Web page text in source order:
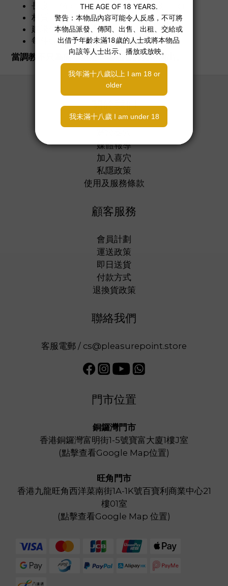
長度：34 cm / 寬度：6 cm / 厚度：1 cm
材質：彩色實木
建議使用部位：臀部，避免打臉
每件紋理與顏色皆獨一無二
當調教不只為痛，更是一場感官的藝術演出。
關於我們
媒體報導
加入喜穴
私隱政策
使用及服務條款
顧客服務
會員計劃
運送政策
即日送貨
付款方式
退換貨政策
聯絡我們
客服電郵 / cs@pleasurepoint.store
門市位置
銅鑼灣門市
香港銅鑼灣富明街1-5號寶富大廈1樓J室
(點擊查看Google Map位置)
旺角門市
香港九龍旺角西洋菜南街1A-1K號百寶利商業中心21
樓01室
(點擊查看Google Map 位置)